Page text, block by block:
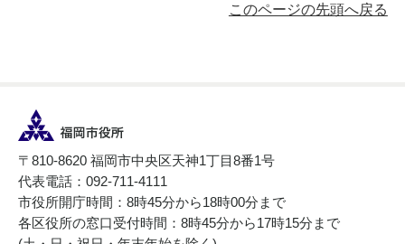
このページの先頭へ戻る
〒810-8620 福岡市中央区天神1丁目8番1号
代表電話：092-711-4111
市役所開庁時間：8時45分から18時00分まで
各区役所の窓口受付時間：8時45分から17時15分まで